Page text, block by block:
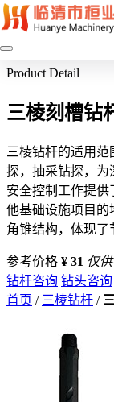
Product Detail
三棱刻槽钻
三棱钻杆的适用
探，抽采钻探，为
安全控制工作提
他基础设施项目的
角锥结构，体现
参考价格 ¥ 31 仅
钻杆咨询 钻头咨询
首页 / 三棱钻杆 /